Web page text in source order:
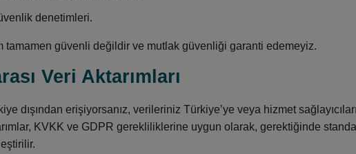
denetimleri.
tamamen güvenli değildir ve mutlak güvenliği garanti edemeyiz.
Veri Aktarımları
dışından erişiyorsanız, verileriniz Türkiye’ye veya hizmet
KVKK ve GDPR gerekliliklerine uygun olarak, gerektiğinde